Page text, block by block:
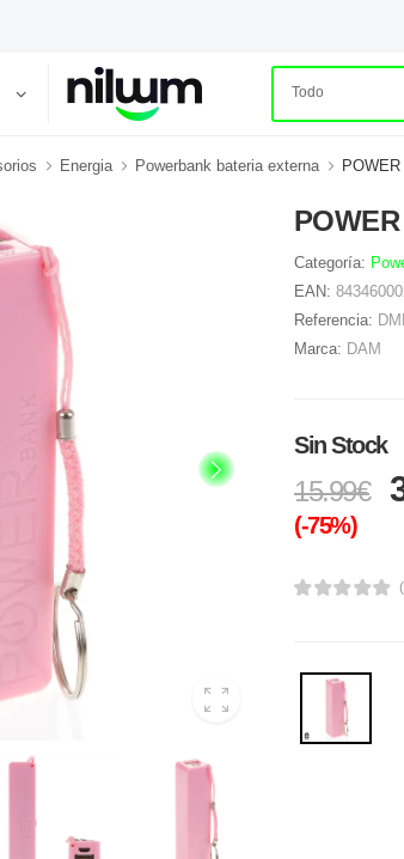
Energia Powerbank bateria externa
Categoría:
EAN:
Referencia:
Marca: DAM
Sin Stock
15.99€
(-75%)